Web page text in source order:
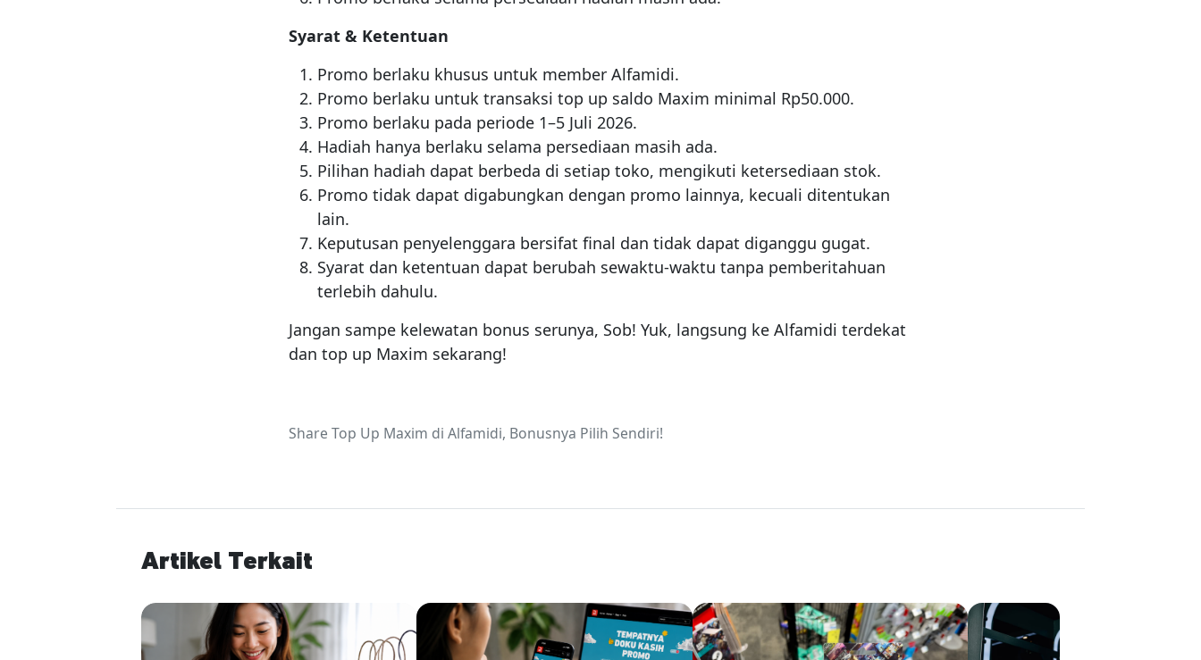
Syarat & Ketentuan
Promo berlaku khusus untuk member Alfamidi.
Promo berlaku untuk transaksi top up saldo Maxim minimal Rp50.000.
Promo berlaku pada periode 1–5 Juli 2026.
Hadiah hanya berlaku selama persediaan masih ada.
Pilihan hadiah dapat berbeda di setiap toko, mengikuti ketersediaan stok.
Promo tidak dapat digabungkan dengan promo lainnya, kecuali ditentukan
lain.
Keputusan penyelenggara bersifat final dan tidak dapat diganggu gugat.
Syarat dan ketentuan dapat berubah sewaktu-waktu tanpa pemberitahuan
terlebih dahulu.
Jangan sampe kelewatan bonus serunya, Sob! Yuk, langsung ke Alfamidi terdekat
dan top up Maxim sekarang!
Share Top Up Maxim di Alfamidi, Bonusnya Pilih Sendiri!
Artikel Terkait